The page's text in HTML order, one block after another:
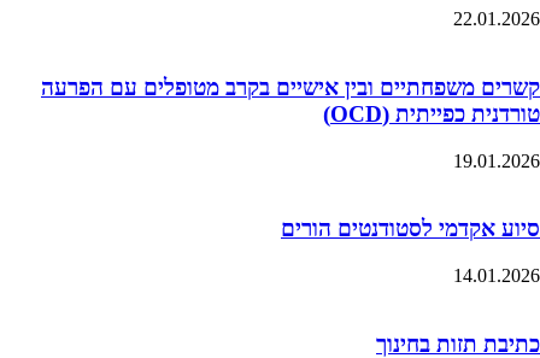
22.01.2026
קשרים משפחתיים ובין אישיים בקרב מטופלים עם הפרעה
טורדנית כפייתית (OCD)
19.01.2026
סיוע אקדמי לסטודנטים הורים
14.01.2026
כתיבת תזות בחינוך